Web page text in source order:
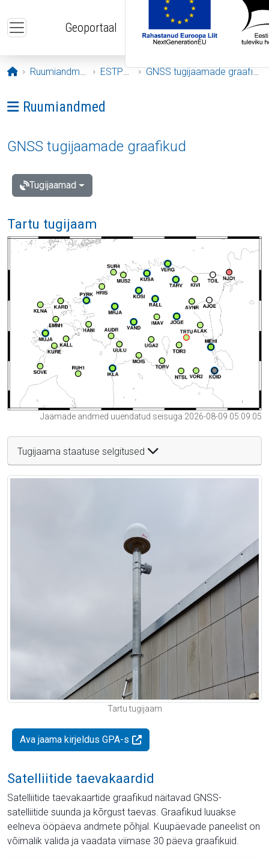
Geoportaal
Avaleht
Ruumiandmed ESTPOS GNSS tugijaamade graafikud
Ava menüü: Ruumiandmed
Ruumiandmed
GNSS tugijaamade graafikud
Tugijaamad
Tartu tugijaam
Jaamade andmed uuendatud seisuga 2026-08-09 05:09:05
Tugijaama staatuse selgitused
Tartu tugijaam
Ava jaama kirjeldus GPA-s
Satelliitide taevakaardid
Satelliitide taevakaartide graafikud näitavad GNSS-
satelliitide suunda ja kõrgust taevas. Graafikud luuakse
eelneva ööpäeva andmete põhjal. Kuupäevade paneelist on
võimalik valida ja vaadata viimase 30 päeva graafikuid.